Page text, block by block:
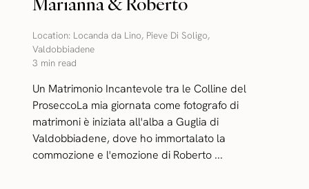
Location: Locanda da Lino, Pieve Di Soligo,
Valdobbiadene
3 min read
Un Matrimonio Incantevole tra le Colline del
ProseccoLa mia giornata come fotografo di
matrimoni è iniziata all'alba a Guglia di
Valdobbiadene, dove ho immortalato la
commozione e l'emozione di Roberto ...